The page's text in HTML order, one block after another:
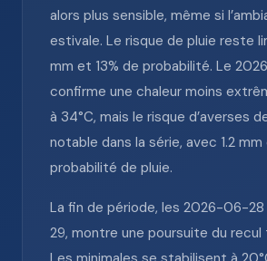
alors plus sensible, même si
estivale. Le risque de pluie reste
mm et 13% de probabilité. Le
confirme une chaleur moins
à 34°C, mais le risque d’averses
notable dans la série, avec 1.2
probabilité de pluie.
La fin de période, les 2026-06-
29, montre une poursuite du recul